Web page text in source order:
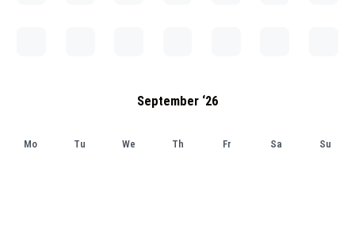
September ‘26
Mo Tu We Th Fr Sa Su